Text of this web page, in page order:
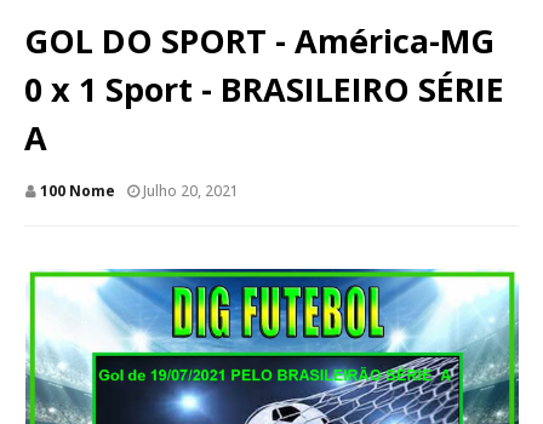
GOL DO SPORT - América-MG
0 x 1 Sport - BRASILEIRO SÉRIE
A
100 Nome Julho 20, 2021